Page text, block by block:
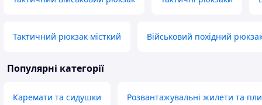
Тактичний рюкзак місткий Військовий похідний
Популярні категорії
Каремати та сидушки Розвантажувальні жилети та